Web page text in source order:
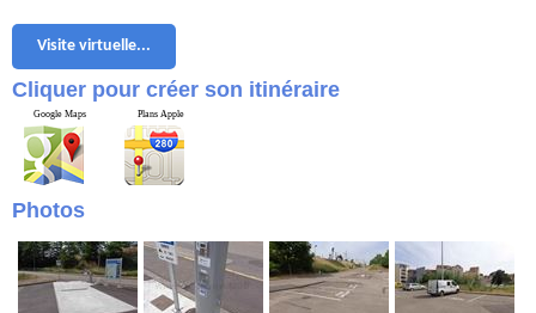
Visite virtuelle...
Cliquer pour créer son itinéraire
Google Maps Plans Apple
Photos